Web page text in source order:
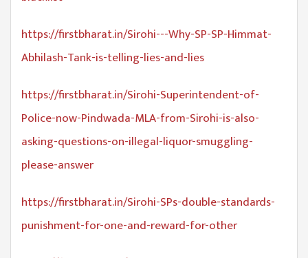
https://firstbharat.in/Sirohi---Why-SP-SP-Himmat-
Abhilash-Tank-is-telling-lies-and-lies
https://firstbharat.in/Sirohi-Superintendent-of-
Police-now-Pindwada-MLA-from-Sirohi-is-also-
asking-questions-on-illegal-liquor-smuggling-
please-answer
https://firstbharat.in/Sirohi-SPs-double-standards-
punishment-for-one-and-reward-for-other